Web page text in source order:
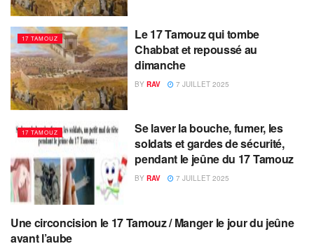
17 TAMOUZ
Le 17 Tamouz qui tombe
Chabbat et repoussé au
dimanche
BY RAV 7 JUILLET 2025
17 TAMOUZ
Se laver la bouche, fumer, les
soldats et gardes de sécurité,
pendant le jeûne du 17 Tamouz
BY RAV 7 JUILLET 2025
17 TAMOUZ
Une circoncision le 17 Tamouz / Manger le jour du jeûne
avant l’aube